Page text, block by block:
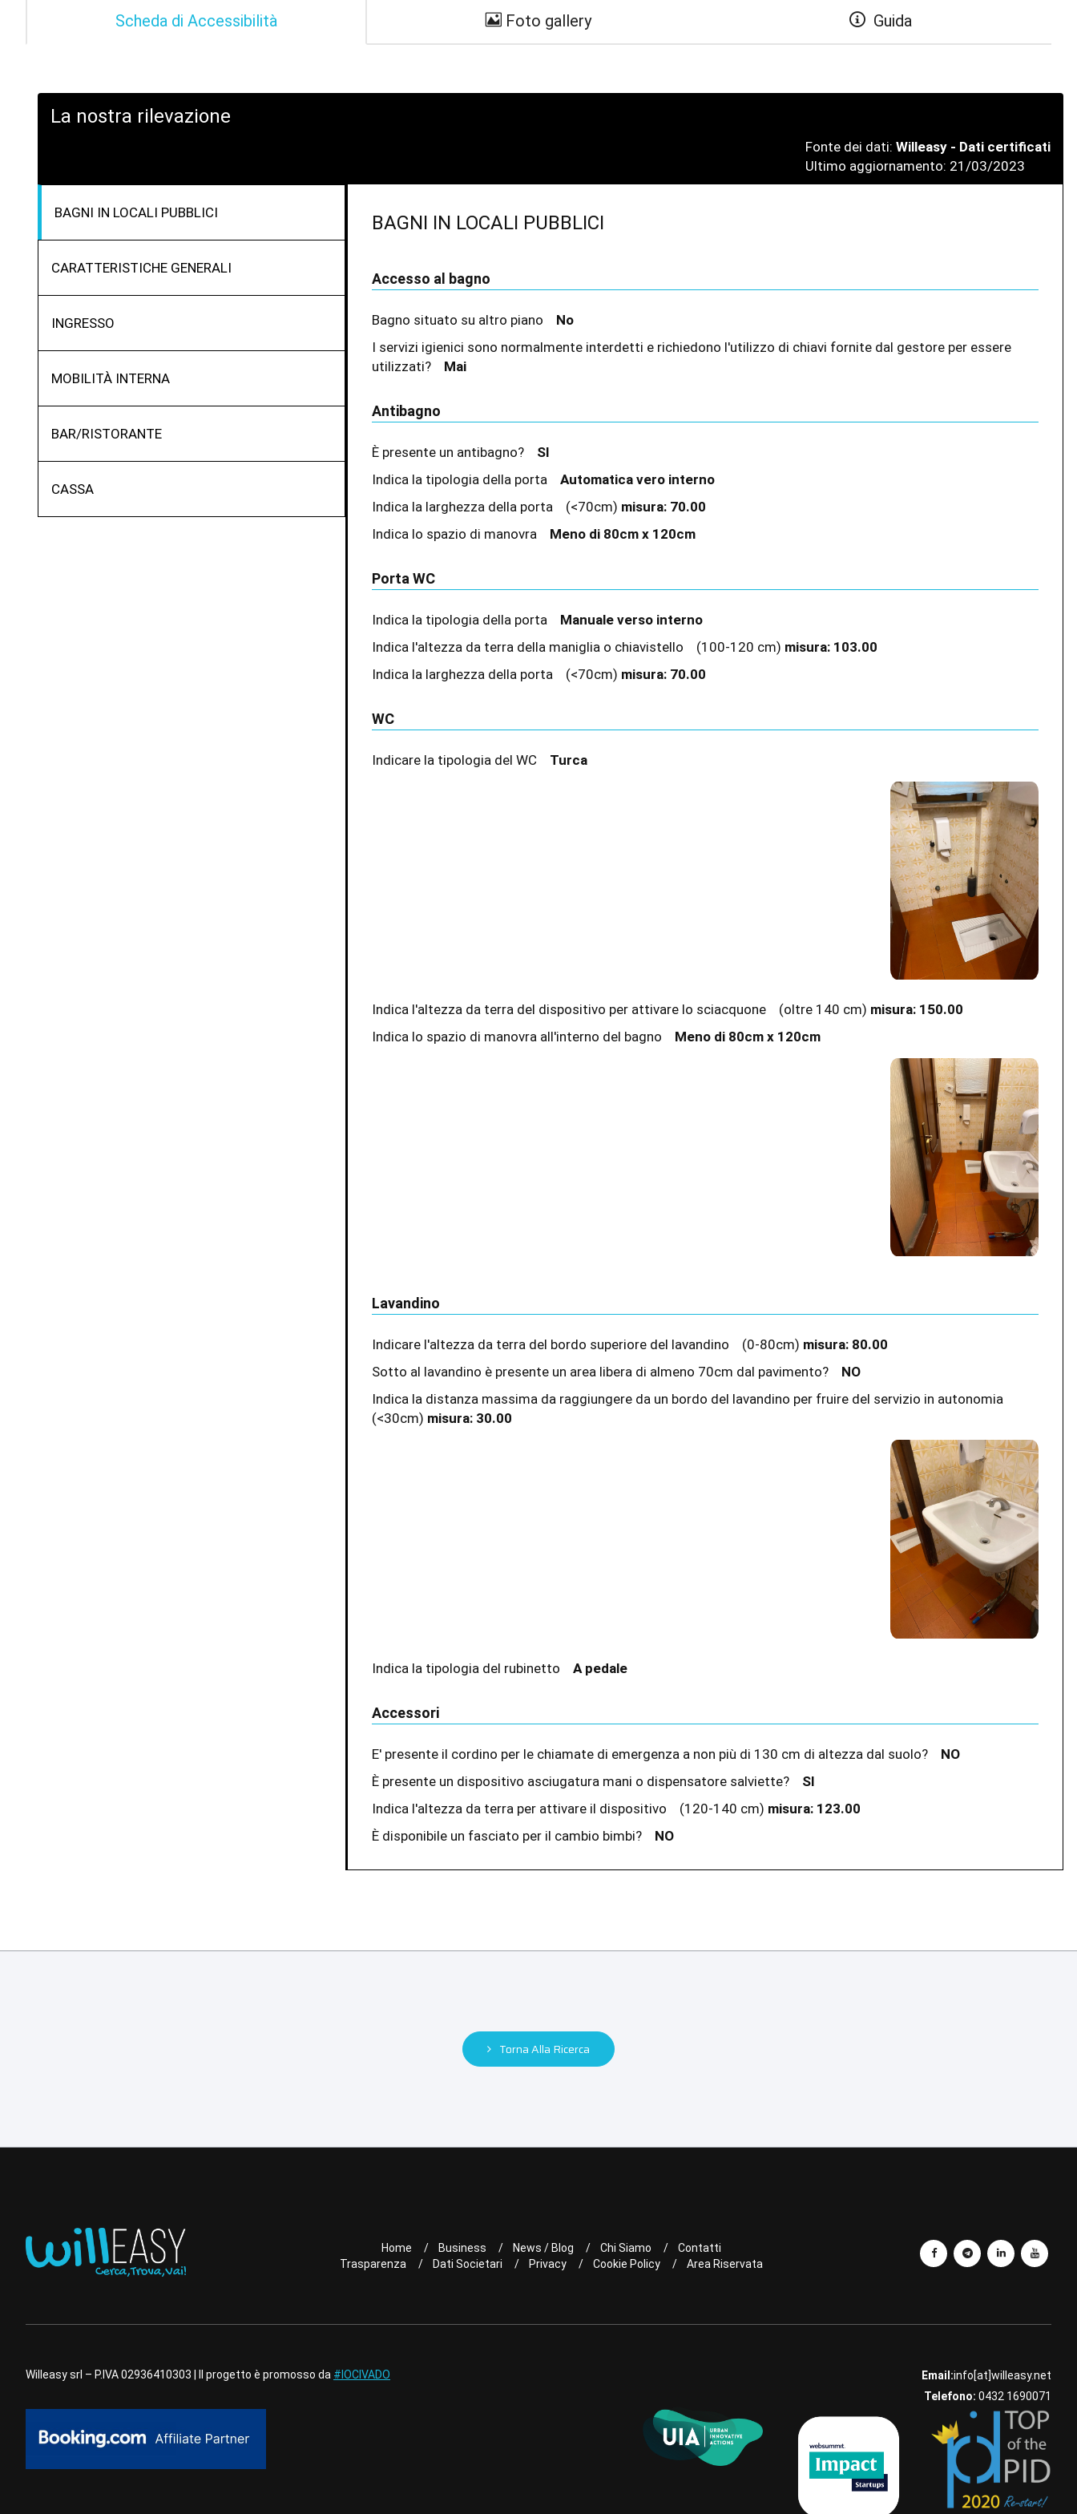
Scheda di Accessibilità Foto gallery Guida
La nostra rilevazione
Fonte dei dati: Willeasy - Dati certificati
Ultimo aggiornamento: 21/03/2023
BAGNI IN LOCALI PUBBLICI
CARATTERISTICHE GENERALI
INGRESSO
MOBILITÀ INTERNA
BAR/RISTORANTE
CASSA
BAGNI IN LOCALI PUBBLICI
Accesso al bagno
Bagno situato su altro piano
No
I servizi igienici sono normalmente interdetti e richiedono l'utilizzo di chiavi fornite dal gestore per essere
utilizzati?
Mai
Antibagno
È presente un antibagno?
SI
Indica la tipologia della porta
Automatica vero interno
Indica la larghezza della porta
(<70cm) misura: 70.00
Indica lo spazio di manovra
Meno di 80cm x 120cm
Porta WC
Indica la tipologia della porta
Manuale verso interno
Indica l'altezza da terra della maniglia o chiavistello
(100-120 cm) misura: 103.00
Indica la larghezza della porta
(<70cm) misura: 70.00
WC
Indicare la tipologia del WC Turca
Indica l'altezza da terra del dispositivo per attivare lo sciacquone (oltre 140 cm) misura: 150.00
Indica lo spazio di manovra all'interno del bagno
Meno di 80cm x 120cm
Lavandino
Indicare l'altezza da terra del bordo superiore del lavandino (0-80cm) misura: 80.00
Sotto al lavandino è presente un area libera di almeno 70cm dal pavimento?
NO
Indica la distanza massima da raggiungere da un bordo del lavandino per fruire del servizio in autonomia
(<30cm) misura: 30.00
Indica la tipologia del rubinetto A pedale
Accessori
E' presente il cordino per le chiamate di emergenza a non più di 130 cm di altezza dal suolo?
NO
È presente un dispositivo asciugatura mani o dispensatore salviette?
SI
Indica l'altezza da terra per attivare il dispositivo
(120-140 cm) misura: 123.00
È disponibile un fasciato per il cambio bimbi?
NO
Torna Alla Ricerca
Home Business News / Blog Chi Siamo
Contatti
Trasparenza
Dati Societari Privacy Cookie Policy Area Riservata
Willeasy srl – P.IVA 02936410303 | Il progetto è promosso da #IOCIVADO Email:info[at]willeasy.net
Telefono: 0432 1690071